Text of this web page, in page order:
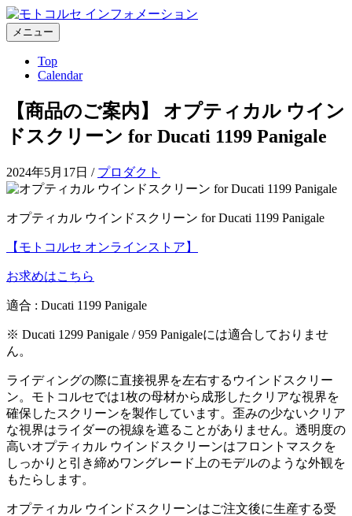
コ
ン
テ
キ
ッ
メニュー
Top
Calendar
【商品のご案内】 オプティカル ウイン
ドスクリーン for Ducati 1199 Panigale
2024年5月17日 / プロダクト
オプティカル ウインドスクリーン for Ducati 1199 Panigale
【モトコルセ オンラインストア】
お求めはこちら
適合 : Ducati 1199 Panigale
※ Ducati 1299 Panigale / 959 Panigaleには適合しておりませ
ん。
ライディングの際に直接視界を左右するウインドスクリー
ン。モトコルセでは1枚の母材から成形したクリアな視界を
確保したスクリーンを製作しています。歪みの少ないクリア
な視界はライダーの視線を遮ることがありません。透明度の
高いオプティカル ウインドスクリーンはフロントマスクを
しっかりと引き締めワングレード上のモデルのような外観を
もたらします。
オプティカル ウインドスクリーンはご注文後に生産する受